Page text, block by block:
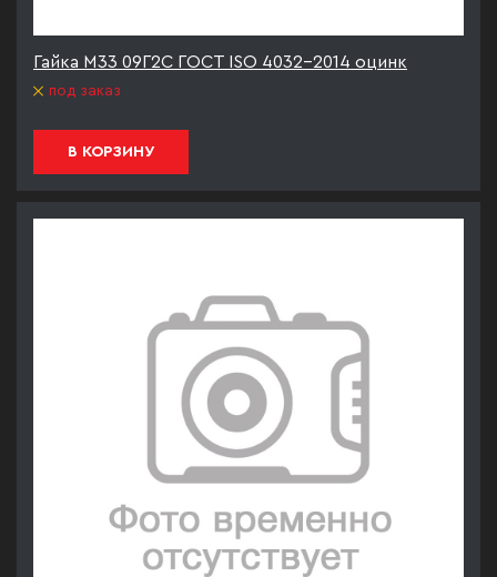
Гайка М33 09Г2С ГОСТ ISO 4032-2014 оцинк
под заказ
В КОРЗИНУ